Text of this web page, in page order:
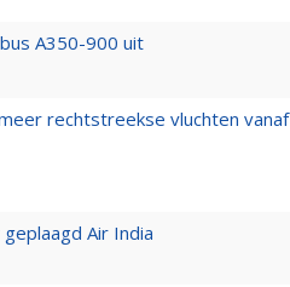
A350-900 uit
rechtstreekse vluchten vanaf
Air India